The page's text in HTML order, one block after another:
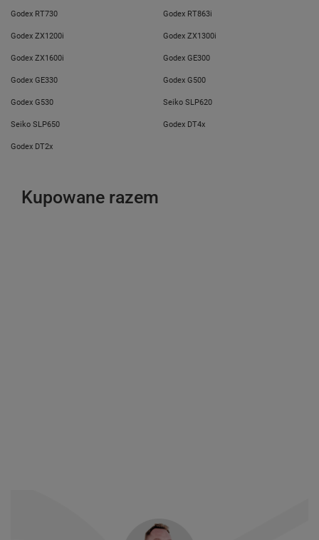
Godex RT730 Godex RT863i
Godex ZX1200i Godex ZX1300i
Godex ZX1600i Godex GE300
Godex GE330 Godex G500
Godex G530 Seiko SLP620
Seiko SLP650 Godex DT4x
Godex DT2x
Kupowane razem